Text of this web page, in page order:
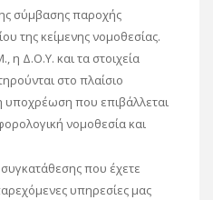
σύμβασης παροχής
της κείμενης νομοθεσίας.
Δ.Ο.Υ. και τα στοιχεία
στο πλαίσιο
που επιβάλλεται
νομοθεσία και
συγκατάθεσης που έχετε
υπηρεσίες μας